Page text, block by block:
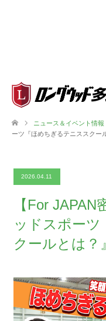
ニュース＆イベント情報
ーツ『ほめちぎるテニススクー
2026.04.11
【For
ッドスポー
クールとは？』